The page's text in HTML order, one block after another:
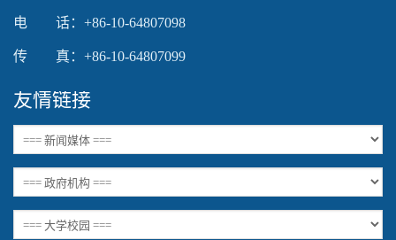
电 话：+86-10-64807098
传 真：+86-10-64807099
友情链接